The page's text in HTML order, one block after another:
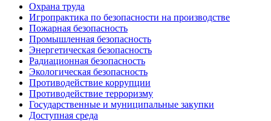
Охрана труда
Игропрактика по безопасности на производстве
Пожарная безопасность
Промышленная безопасность
Энергетическая безопасность
Радиационная безопасность
Экологическая безопасность
Противодействие коррупции
Противодействие терроризму
Государственные и муниципальные закупки
Доступная среда